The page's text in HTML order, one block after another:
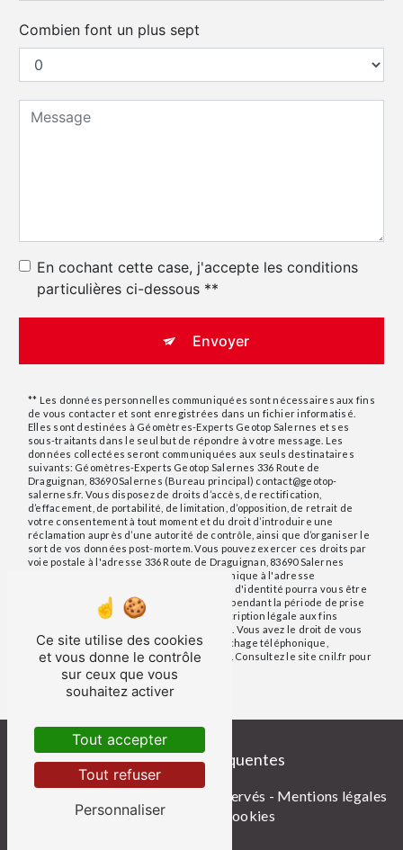
Combien font un plus sept
En cochant cette case, j'accepte les conditions
particulières ci-dessous **
Envoyer
** Les données personnelles communiquées sont nécessaires aux fins
de vous contacter et sont enregistrées dans un fichier informatisé.
Elles sont destinées à Géomètres-Experts Geotop Salernes et ses
sous-traitants dans le seul but de répondre à votre message. Les
données collectées seront communiquées aux seuls destinataires
suivants: Géomètres-Experts Geotop Salernes 336 Route de
Draguignan, 83690 Salernes (Bureau principal) contact@geotop-
salernes.fr. Vous disposez de droits d’accès, de rectification,
d’effacement, de portabilité, de limitation, d’opposition, de retrait de
votre consentement à tout moment et du droit d’introduire une
réclamation auprès d’une autorité de contrôle, ainsi que d’organiser le
sort de vos données post-mortem. Vous pouvez exercer ces droits par
voie postale à l'adresse 336 Route de Draguignan, 83690 Salernes
(Bureau principal) ou par courrier électronique à l'adresse
contact@geotop-salernes.fr. Un justificatif d'identité pourra vous être
demandé. Nous conservons vos données pendant la période de prise
de contact puis pendant la durée de prescription légale aux fins
probatoires et de gestion des contentieux. Vous avez le droit de vous
inscrire sur la liste d'opposition au démarchage téléphonique,
disponible à cette adresse:
Bloctel.gouv.fr
. Consultez le site cnil.fr pour
plus d’informations sur vos droits.
Recherches fréquentes
- 2026 - Tous droits réservés - Mentions légales
-Gestion des cookies
Ce site utilise des cookies
et vous donne le contrôle
sur ceux que vous
souhaitez activer
Tout accepter
Tout refuser
Personnaliser